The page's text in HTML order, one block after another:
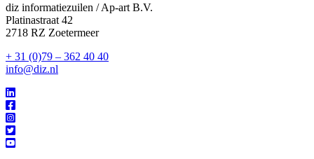
diz informatiezuilen / Ap-art B.V.
Platinastraat 42
2718 RZ Zoetermeer
+ 31 (0)79 – 362 40 40
info@diz.nl